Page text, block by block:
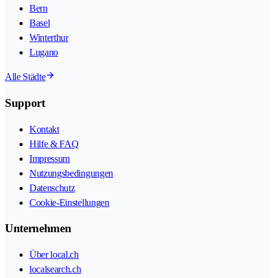
Bern
Basel
Winterthur
Lugano
Alle Städte
Support
Kontakt
Hilfe & FAQ
Impressum
Nutzungsbedingungen
Datenschutz
Cookie-Einstellungen
Unternehmen
Über local.ch
localsearch.ch